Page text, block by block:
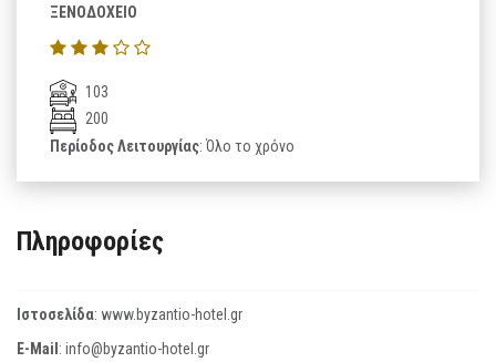
ΞΕΝΟΔΟΧΕΙΟ
103
200
Περίοδος Λειτουργίας: Όλο το χρόνο
Πληροφορίες
Ιστοσελίδα: www.byzantio-hotel.gr
E-Mail: info@byzantio-hotel.gr